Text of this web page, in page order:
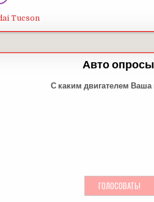
Tucson
Авто
С каким двигателем